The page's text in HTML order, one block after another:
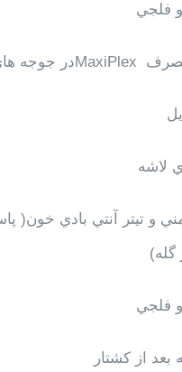
فلجي
MaxiPlexدر جوجه
لاشه
و تيتر آنتي بادي خون(
گله)
فلجي
از كشتار